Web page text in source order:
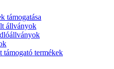
támogatása
állványok
támogató termékek